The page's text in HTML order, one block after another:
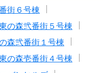
街６号棟
の森弐番街５号棟
森弐番街１号棟
の森壱番街４号棟